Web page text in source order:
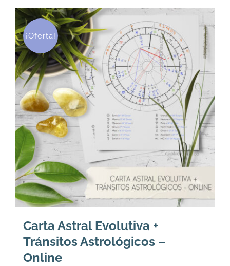
¡Oferta!
Carta Astral Evolutiva +
Tránsitos Astrológicos –
Online